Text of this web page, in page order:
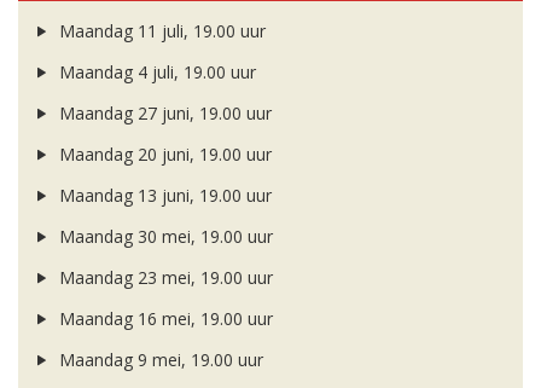
Maandag 11 juli, 19.00 uur
Maandag 4 juli, 19.00 uur
Maandag 27 juni, 19.00 uur
Maandag 20 juni, 19.00 uur
Maandag 13 juni, 19.00 uur
Maandag 30 mei, 19.00 uur
Maandag 23 mei, 19.00 uur
Maandag 16 mei, 19.00 uur
Maandag 9 mei, 19.00 uur